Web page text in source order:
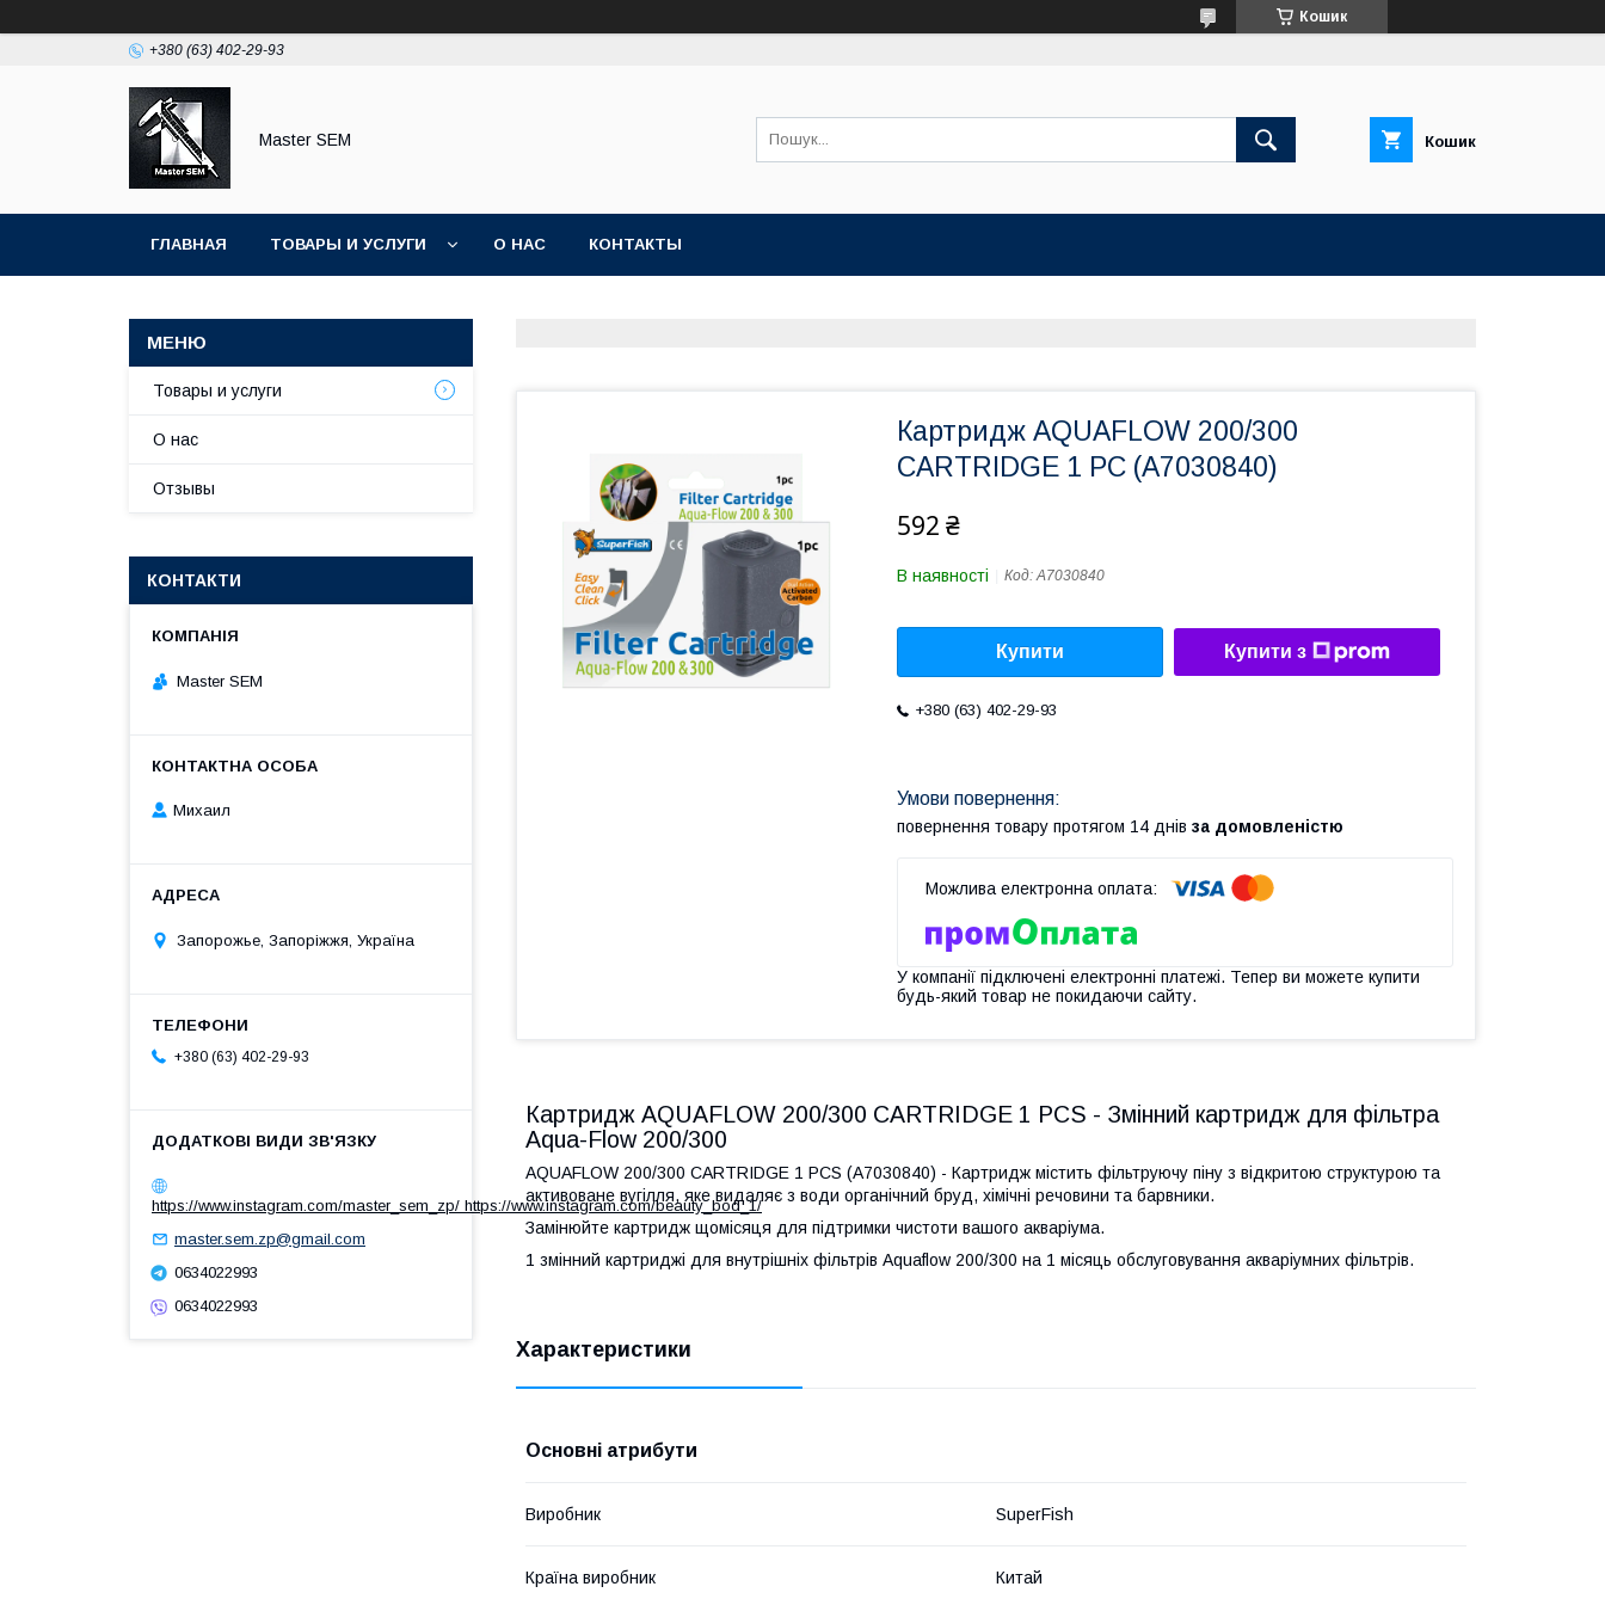
Кошик
+380 (63) 402-29-93
Master SEM Кошик
ГЛАВНАЯ ТОВАРЫ И УСЛУГИ О НАС КОНТАКТЫ
Картридж AQUAFLOW 200/300
CARTRIDGE 1 PC (A7030840)
592 ₴
В наявності Код:A7030840
Купити Купити з
+380 (63) 402-29-93
повернення товару протягом 14 днів за домовленістю
У компанії підключені електронні платежі. Тепер ви можете купити
будь-який товар не покидаючи сайту.
Картридж AQUAFLOW 200/300 CARTRIDGE 1 PCS - Змінний картридж для фільтра
Aqua-Flow 200/300
AQUAFLOW 200/300 CARTRIDGE 1 PCS (A7030840) - Картридж містить фільтруючу піну з відкритою структурою та
активоване вугілля, яке видаляє з води органічний бруд, хімічні речовини та барвники.
Замінюйте картридж щомісяця для підтримки чистоти вашого акваріума.
1 змінний картриджі для внутрішніх фільтрів Aquaflow 200/300 на 1 місяць обслуговування акваріумних фільтрів.
Характеристики
Основні атрибути
Виробник SuperFish
Країна виробник Китай
Товары и услуги
О нас
Отзывы
КОНТАКТИ
Master SEM
Михаил
Запорожье, Запоріжжя, Україна
+380 (63) 402-29-93
https://www.instagram.com/master_sem_zp/ https://www.instagram.com/beauty_bod_1/
master.sem.zp@gmail.com
0634022993
0634022993